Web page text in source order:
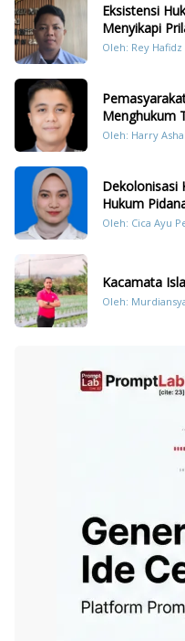
Eksistensi
Menyikapi
Dengan
Oleh: Rey
Menghukum
Oleh: Harry
Dekolonisasi
Hukum
Oleh: Cica Ayu
Kacamata
Oleh: